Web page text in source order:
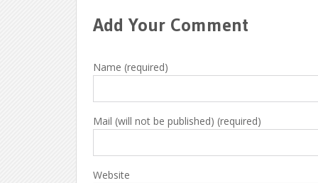
Add Your Comment
Name (required)
Mail (will not be published) (required)
Website